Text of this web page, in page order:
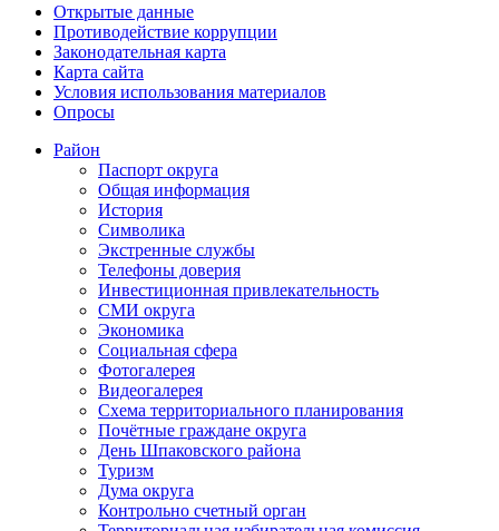
Открытые данные
Противодействие коррупции
Законодательная карта
Карта сайта
Условия использования материалов
Опросы
Район
Паспорт округа
Общая информация
История
Символика
Экстренные службы
Телефоны доверия
Инвестиционная привлекательность
СМИ округа
Экономика
Социальная сфера
Фотогалерея
Видеогалерея
Схема территориального планирования
Почётные граждане округа
День Шпаковского района
Туризм
Дума округа
Контрольно счетный орган